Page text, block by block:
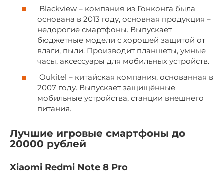
Blackview – компания из Гонконга была
основана в 2013 году, основная продукция –
недорогие смартфоны. Выпускает
бюджетные модели с хорошей защитой от
влаги, пыли. Производит планшеты, умные
часы, аксессуары для мобильных устройств.
Oukitel – китайская компания, основанная в
2007 году. Выпускает защищённые
мобильные устройства, станции внешнего
питания.
Лучшие игровые смартфоны до
20000 рублей
Xiaomi Redmi Note 8 Pro